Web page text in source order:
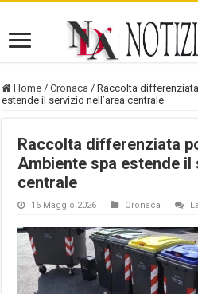
Home / Cronaca / Raccolta
estende il servizio nell’area centrale
Raccolta differenziata
Ambiente spa estende il
centrale
16 Maggio 2026 Cronaca